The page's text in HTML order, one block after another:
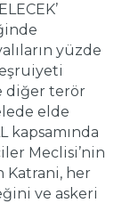
yüzde
diğer terör
elde
kapsamında
Meclisi’nin
Katrani, her
ve askeri